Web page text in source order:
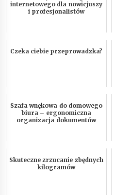
internetowego dla nowicjuszy
i profesjonalistów
Czeka ciebie przeprowadzka?
Szafa wnękowa do domowego
biura – ergonomiczna
organizacja dokumentów
Skuteczne zrzucanie zbędnych
kilogramów